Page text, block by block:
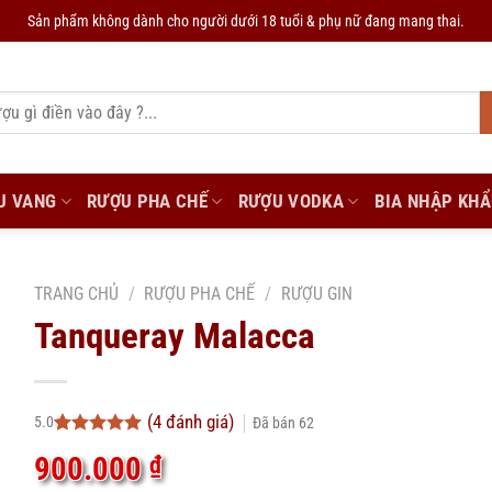
Sản phẩm không dành cho người dưới 18 tuổi & phụ nữ đang mang thai.
VANG RƯỢU PHA CHẾ RƯỢU VODKA BIA NHẬP
TRANG CHỦ / RƯỢU PHA CHẾ / RƯỢU GIN
Tanqueray Malacca
5.0
dựa trên
đánh giá
(4đánh giá) Đã bán 62
900.000₫